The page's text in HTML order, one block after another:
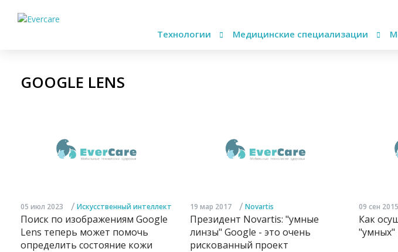
Технологии Медицинские специализации
GOOGLE LENS
05 июл 2023 / Искусственный интеллект
Поиск по изображениям Google
Lens теперь может помочь
определить состояние кожи
19 мар 2017 / Novartis
Президент Novartis: "умные
линзы" Google - это очень
рискованный проект
09 сен 2015
Как
"умных"